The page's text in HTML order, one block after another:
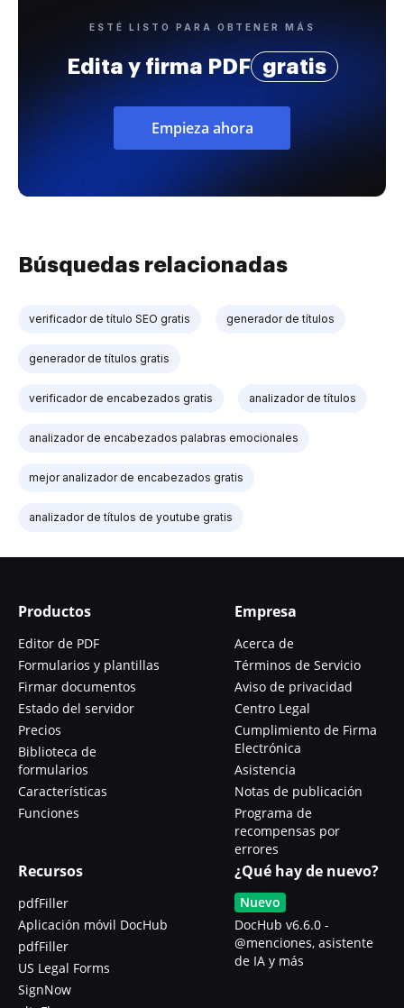
ESTÉ LISTO PARA OBTENER MÁS
Edita y firma PDF gratis
Empieza ahora
Búsquedas relacionadas
verificador de título SEO gratis generador de títulos
generador de títulos gratis
verificador de encabezados gratis analizador de títulos
analizador de encabezados palabras emocionales
mejor analizador de encabezados gratis
analizador de títulos de youtube gratis
Productos
Editor de PDF
Formularios y plantillas
Firmar documentos
Estado del servidor
Precios
Biblioteca de
formularios
Características
Funciones
Empresa
Acerca de
Términos de Servicio
Aviso de privacidad
Centro Legal
Cumplimiento de Firma
Electrónica
Asistencia
Notas de publicación
Programa de
recompensas por
errores
Recursos
pdfFiller
Aplicación móvil DocHub
pdfFiller
US Legal Forms
SignNow
¿Qué hay de nuevo?
Nuevo
DocHub v6.6.0 -
@menciones, asistente
de IA y más